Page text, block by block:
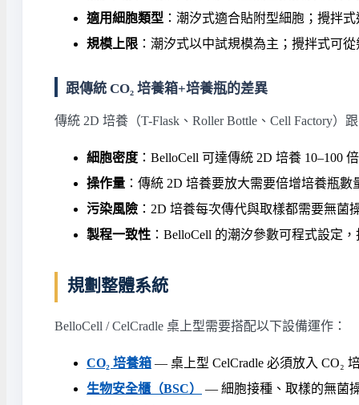
適用細胞類型 ：潮汐式適合貼附型細胞；攪拌
規模上限 ：潮汐式以中試規模為主；攪拌式可
跟傳統 CO₂ 培養箱+培養瓶的差異
傳統 2D 培養（T-Flask、Roller Bottle、Cell Factory）
細胞密度 ：BelloCell 可達傳統 2D 培養 10–100
操作量 ：傳統 2D 培養要放大需要倍增培養瓶
污染風險 ：2D 培養每次傳代與取樣都需要無菌
製程一致性 ：BelloCell 的潮汐參數可程式設定
規劃整體系統
BelloCell / CelCradle 桌上型需要搭配以下設備運作：
CO₂ 培養箱 — 桌上型 CelCradle 必須放入 CO₂
生物安全櫃（BSC）
— 細胞接種、取樣的無菌